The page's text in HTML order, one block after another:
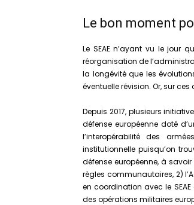
Le bon moment
Le SEAE n’ayant vu le jour
réorganisation de
la longévité que les
éventuelle révision. Or, sur
Depuis 2017, plusieurs
défense européenne doté
l’interopérabilité des
institutionnelle puisqu’on
défense européenne, à
règles communautaires, 2)
en coordination avec le
des opérations militaires